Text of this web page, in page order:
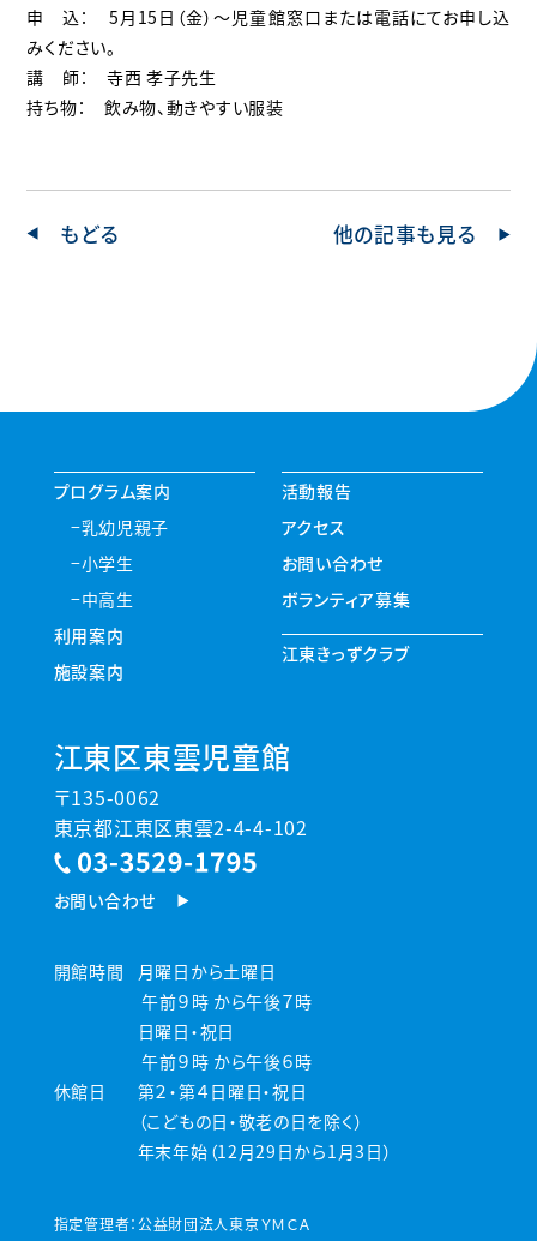
申 込： 5月15日（金）～児童館窓口または電話にてお申し込
みください。
講 師： 寺西 孝子先生
持ち物： 飲み物、動きやすい服装
もどる 他の記事も見る
プログラム案内
乳幼児親子
小学生
中高生
利用案内
施設案内
活動報告
アクセス
お問い合わせ
ボランティア募集
江東きっずクラブ
江東区東雲児童館
〒135-0062
東京都江東区東雲2-4-4-102
お問い合わせ
開館時間
月曜日から土曜日
午前９時 から午後７時
日曜日・祝日
午前９時 から午後６時
休館日
第２・第４日曜日・祝日
（こどもの日・敬老の日を除く）
年末年始（12月29日から1月3日）
指定管理者：公益財団法人東京ＹＭＣＡ